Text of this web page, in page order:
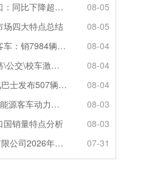
2026年上半年客车进口：同比下降超4成，轻客主体地位凸显
08-05
场四大特点总结
08-05
2026年上半年考斯特客车：销7984辆 6米领涨领跑 电动化提速
08-04
鏖战2026上半年！公路\公交\校车激烈角逐，谁问鼎赛道赢家?
08-04
超3.67个亿！广州一汽巴士发布507辆纯电动城市客车采购中标公告
08-04
2026年6月及上半年新能源客车动力电池装机量特点分析
08-03
国销量特点分析
08-03
杭州市公共交通集团有限公司2026年100辆纯电动城市客车采购招标公告
07-31